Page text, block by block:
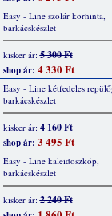
Easy - Line szolár körhinta,
barkácskészlet
kisker ár:5 300 Ft
shop ár: 4 330 Ft
Easy - Line kétfedeles
barkácskészlet
kisker ár:4 160 Ft
shop ár: 3 495 Ft
Easy - Line kaleidoszkóp,
barkácskészlet
kisker ár:2 240 Ft